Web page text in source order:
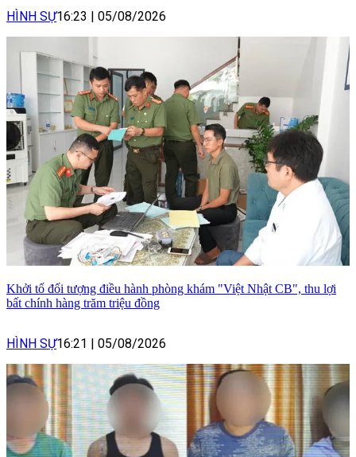
HÌNH SỰ16:23 05/08/2026
Khởi tố đối tượng điều hành phòng khám "Việt Nhật CB", thu lợi
bất chính hàng trăm triệu đồng
HÌNH SỰ16:21 05/08/2026